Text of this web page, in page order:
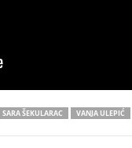
SARA ŠEKULARAC VANJA ULEPIĆ